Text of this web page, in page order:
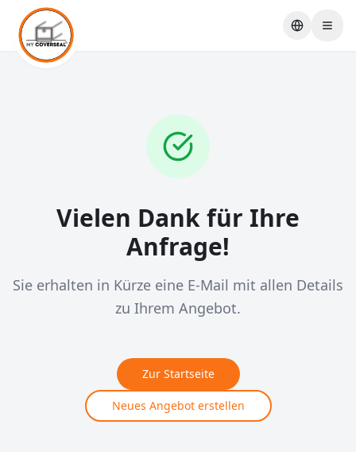
Sprache
Vielen Dank für Ihre
Anfrage!
Sie erhalten in Kürze eine E-Mail mit allen Details
zu Ihrem Angebot.
Zur Startseite
Neues Angebot erstellen